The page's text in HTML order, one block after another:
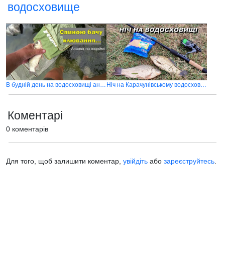
водосховище
В будній день на водосховищі аншлаг Ніч на Карачунівському водосховищі
Коментарі
0 коментарів
Для того, щоб залишити коментар, увійдіть або зареєструйтесь